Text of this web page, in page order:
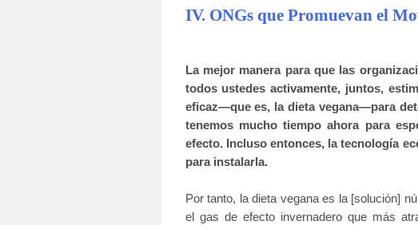
IV. ONGs que Promuevan el
La mejor manera para que las
todos ustedes activamente, juntos,
eficaz—que es, la dieta vegana—para
tenemos mucho tiempo ahora para
efecto. Incluso entonces, la tecnología
para instalarla.
Por tanto, la dieta vegana es la [solución]
el gas de efecto invernadero que más